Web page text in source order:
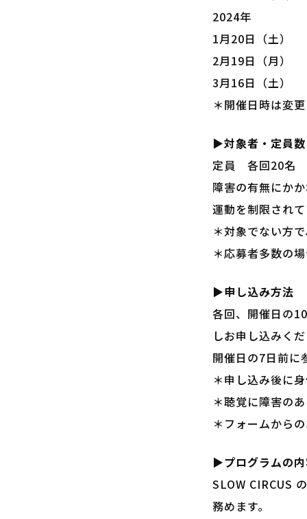
2024年
1月20日（土）
2月19日（月）
3月16日（土）
＊開催日時は変
▶対象者・定員数
定員 各回20名
障害の有無にか
運動を制限され
＊対象でない方
＊応募者多数の
▶申し込み方法
各回、開催日の
しお申し込みく
開催日の7日前に
＊申し込み後に
＊聴覚に障害の
＊フォームから
▶プログラムの
SLOW CIRCUS
務めます。